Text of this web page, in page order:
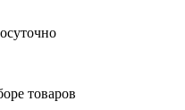
товаров